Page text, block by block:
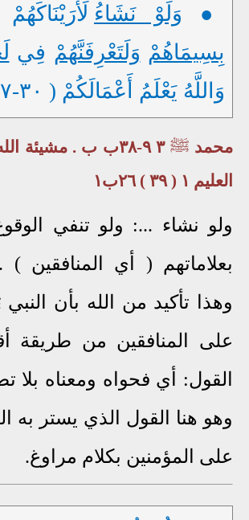
● وَلَوْ نَشَاءُ
بِسِيمَاهُمْ وَلَتَعْرِفَنَّهُمْ فِي
وَاللَّهُ يَعْلَمُ أَعْمَالَكُمْ ( ٣٠-٤٧ )
محمد ﷺ
العليم ١ ( ٣٩ ) ٢٦ب١
ولو نشاء ...: ولو تنفي
بعلاماتهم ( أي المنافقين )
وهذا تأكيد من الله بأن
على المنافقين من طريقة
القول: أي فحواه ومعناه بلا
وهو هنا القول الذي يستر به
على المؤمنين بكلام مراوغ.